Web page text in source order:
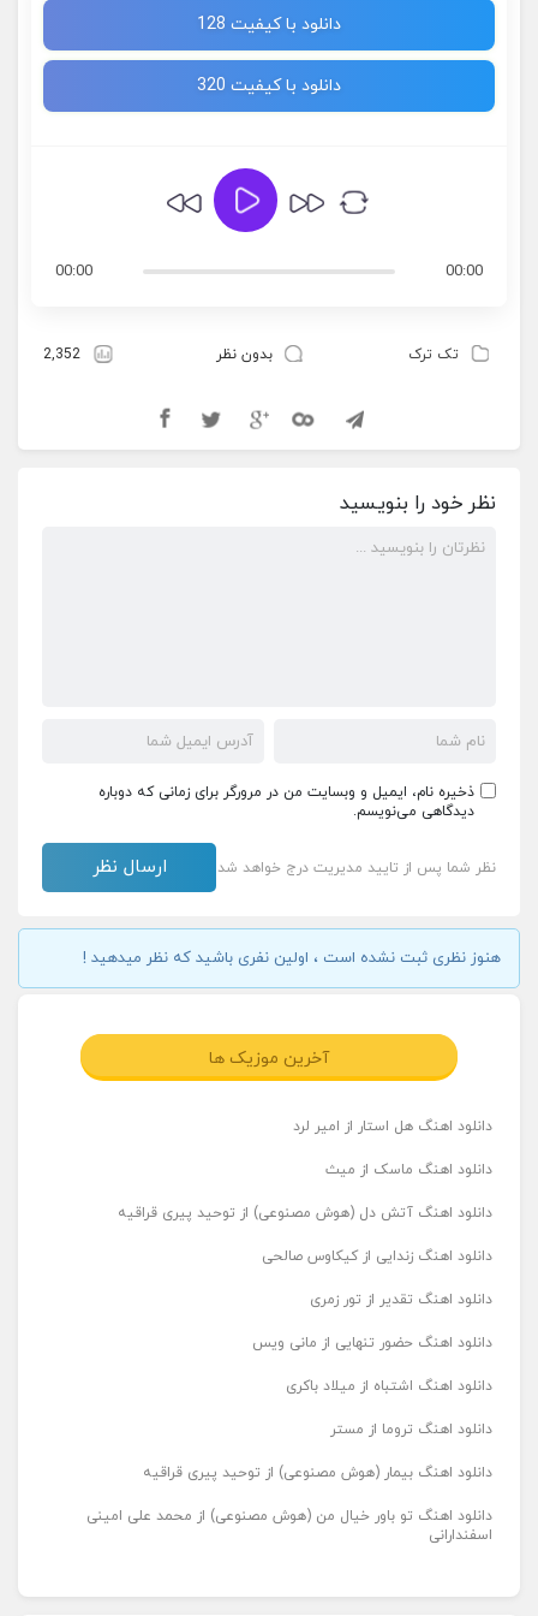
دانلود با کیفیت 128
دانلود با کیفیت 320
00:00
00:00
تک ترک بدون نظر 2,352
نظر خود را بنویسید
ذخیره نام، ایمیل و وبسایت من در مرورگر برای زمانی که دوباره
دیدگاهی می‌نویسم.
نظر شما پس از تایید مدیریت درج خواهد شد
هنوز نظری ثبت نشده است ، اولین نفری باشید که نظر میدهید !
آخرین موزیک ها
دانلود اهنگ هل استار از امیر لرد
دانلود اهنگ ماسک از میث
دانلود اهنگ آتش دل (هوش مصنوعی) از توحید پیری قراقیه
دانلود اهنگ زندایی از کیکاوس صالحی
دانلود اهنگ تقدیر از تور زمری
دانلود اهنگ حضور تنهایی از مانی ویس
دانلود اهنگ اشتباه از میلاد باکری
دانلود اهنگ تروما از مستر
دانلود اهنگ بیمار (هوش مصنوعی) از توحید پیری قراقیه
دانلود اهنگ تو باور خیال من (هوش مصنوعی) از محمد علی امینی
اسفندارانی